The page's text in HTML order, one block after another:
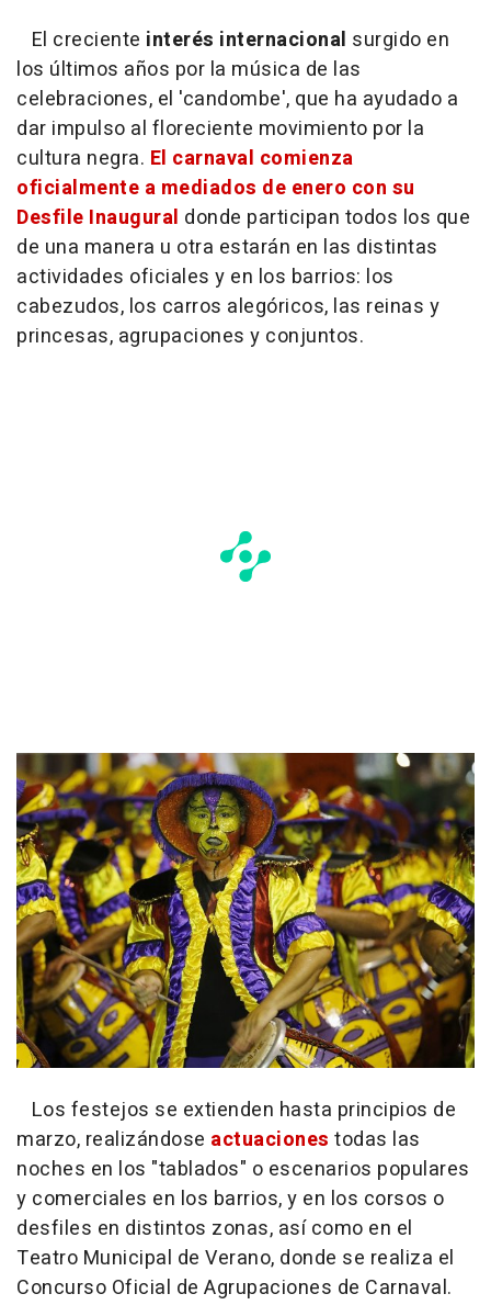
El creciente interés internacional surgido en
los últimos años por la música de las
celebraciones, el 'candombe', que ha ayudado a
dar impulso al floreciente movimiento por la
cultura negra. El carnaval comienza
oficialmente a mediados de enero con su
Desfile Inaugural donde participan todos los que
de una manera u otra estarán en las distintas
actividades oficiales y en los barrios: los
cabezudos, los carros alegóricos, las reinas y
princesas, agrupaciones y conjuntos.
Los festejos se extienden hasta principios de
marzo, realizándose actuaciones todas las
noches en los "tablados" o escenarios populares
y comerciales en los barrios, y en los corsos o
desfiles en distintos zonas, así como en el
Teatro Municipal de Verano, donde se realiza el
Concurso Oficial de Agrupaciones de Carnaval.